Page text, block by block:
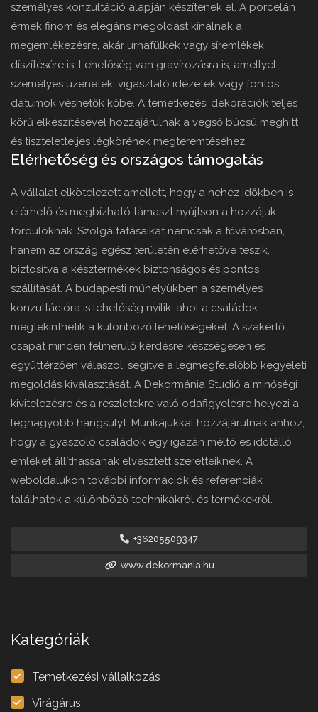
személyes konzultáció alapján készítenek el. A porcelán
érmek finom és elegáns megoldást kínálnak a
megemlékezésre, akár urnafülkék vagy síremlékek
díszítésére is. Lehetőség van gravírozásra is, amellyel
személyes üzenetek, vigasztaló idézetek vagy fontos
dátumok véshetők kőbe. A temetkezési dekorációk teljes
körű elkészítésével hozzájárulnak a végső búcsú meghitt
és tiszteletteljes légkörének megteremtéséhez.
Elérhetőség és országos támogatás
A vállalat elkötelezett amellett, hogy a nehéz időkben is
elérhető és megbízható támaszt nyújtson a hozzájuk
fordulóknak. Szolgáltatásaikat nemcsak a fővárosban,
hanem az ország egész területén elérhetővé teszik,
biztosítva a késztermékek biztonságos és pontos
szállítását. A budapesti műhelyükben a személyes
konzultációra is lehetőség nyílik, ahol a családok
megtekinthetik a különböző lehetőségeket. A szakértő
csapat minden felmerülő kérdésre készségesen és
együttérzően válaszol, segítve a legmegfelelőbb kegyeleti
megoldás kiválasztását. A Dekormánia Studió a minőségi
kivitelezésre és a részletekre való odafigyelésre helyezi a
legnagyobb hangsúlyt. Munkájukkal hozzájárulnak ahhoz,
hogy a gyászoló családok egy igazán méltó és időtálló
emléket állíthassanak elvesztett szeretteiknek. A
weboldalukon további információk és referenciák
találhatók a különböző technikákról és termékekről.
+36205509347
www.dekormania.hu
Kategóriák
Temetkezési vállalkozás
Virágárus